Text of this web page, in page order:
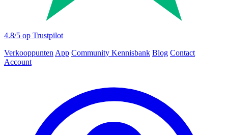
4.8/5 op Trustpilot
Verkooppunten App Community Kennisbank Blog Contact
Account